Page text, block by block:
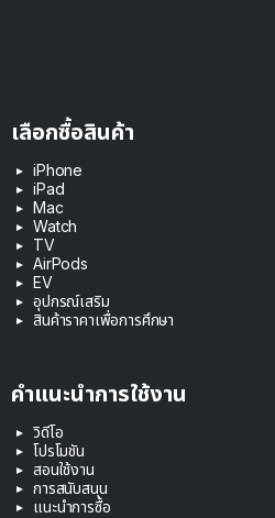
เลือกซื้อสินค้า
iPhone
iPad
Mac
Watch
TV
AirPods
EV
อุปกรณ์เสริม
สินค้าราคาเพื่อการศึกษา
คำแนะนำการใช้งาน
วิดีโอ
โปรโมชัน
สอนใช้งาน
การสนับสนุน
แนะนำการซื้อ